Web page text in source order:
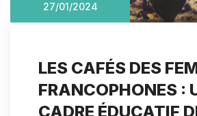
27/01/2024
LES CAFÉS DES
FRANCOPHONES :
CADRE ÉDUCATIF